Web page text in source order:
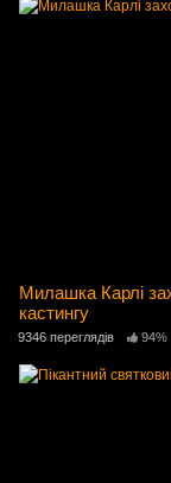
Милашка Карлі
кастингу
9346 переглядів 94%